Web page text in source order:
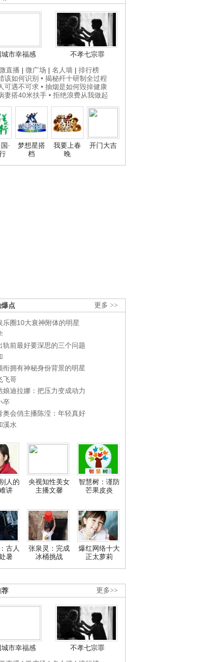
城市幸福感
不孝七宗罪
直播 | 微广场 | 名人墙 | 排行榜
该如何识别 • 揭秘歼十研制全过程
可遇不可求 • 抽烟是如何毁掉健康
妻搭40米扶手 • 拒绝浪费从我做起
·
梦想星搭
档
我要上春
晚
开门大吉
更多 >>
爆点
乐圈10大衰神附体的明星
轨前最好要深思的三个问题
衔拥有神秘身份背景的明星
飞哥
娘迪拉娜：把压力变成动力
卒
奥会俏主播陈滢：年轻真好
溪水
人的
讲
央视知性美女
主播文馨
智慧树：谨防
芒果皮炎
古人
暑
张泉灵：完成
冰桶挑战
爆红网络十大
正太萝莉
更多>>
荐
城市幸福感
不孝七宗罪